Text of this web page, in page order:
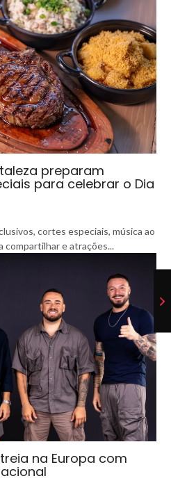
preparam
para celebrar o Dia
cortes especiais, música ao
compartilhar e atrações...
na Europa com